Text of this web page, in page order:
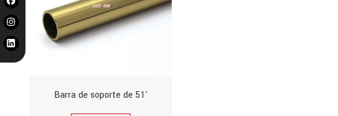
Barra de soporte de 51'